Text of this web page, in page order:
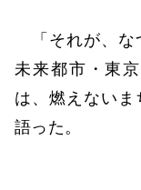
「それが、な
未来都市・東
は、燃えないま
語った。